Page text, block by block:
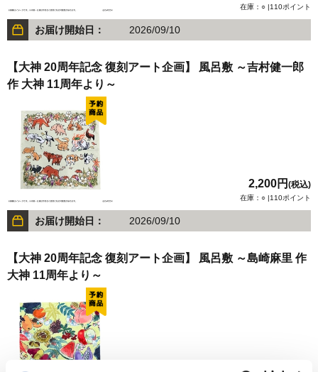
在庫：○ |110ポイント
お届け開始日： 2026/09/10
【大神 20周年記念 復刻アート企画】 風呂敷 ～吉村健一郎
作 大神 11周年より～
2,200円 (税込)
在庫：○ |110ポイント
お届け開始日： 2026/09/10
【大神 20周年記念 復刻アート企画】 風呂敷 ～島崎麻里 作
大神 11周年より～